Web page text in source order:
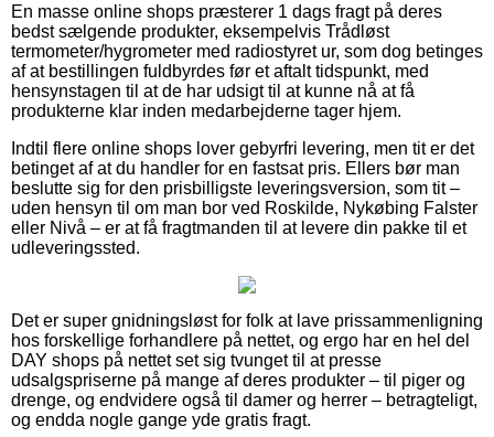
En masse online shops præsterer 1 dags fragt på deres
bedst sælgende produkter, eksempelvis Trådløst
termometer/hygrometer med radiostyret ur, som dog betinges
af at bestillingen fuldbyrdes før et aftalt tidspunkt, med
hensynstagen til at de har udsigt til at kunne nå at få
produkterne klar inden medarbejderne tager hjem.
Indtil flere online shops lover gebyrfri levering, men tit er det
betinget af at du handler for en fastsat pris. Ellers bør man
beslutte sig for den prisbilligste leveringsversion, som tit –
uden hensyn til om man bor ved Roskilde, Nykøbing Falster
eller Nivå – er at få fragtmanden til at levere din pakke til et
udleveringssted.
Det er super gnidningsløst for folk at lave prissammenligning
hos forskellige forhandlere på nettet, og ergo har en hel del
DAY shops på nettet set sig tvunget til at presse
udsalgspriserne på mange af deres produkter – til piger og
drenge, og endvidere også til damer og herrer – betragteligt,
og endda nogle gange yde gratis fragt.